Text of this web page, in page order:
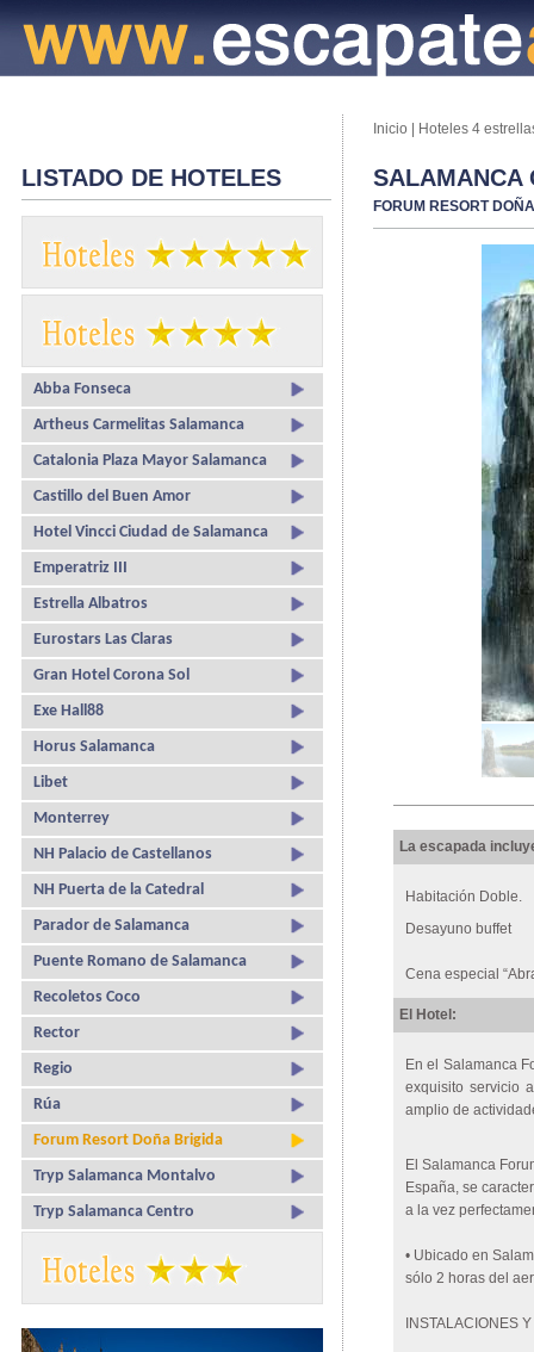
LISTADO DE HOTELES
Abba Fonseca
Artheus Carmelitas Salamanca
Catalonia Plaza Mayor Salamanca
Castillo del Buen Amor
Hotel Vincci Ciudad de Salamanca
Emperatriz III
Estrella Albatros
Eurostars Las Claras
Gran Hotel Corona Sol
Exe Hall88
Horus Salamanca
Libet
Monterrey
NH Palacio de Castellanos
NH Puerta de la Catedral
Parador de Salamanca
Puente Romano de Salamanca
Recoletos Coco
Rector
Regio
Rúa
Forum Resort Doña Brigida
Tryp Salamanca Montalvo
Tryp Salamanca Centro
Inicio Hoteles 4
SALAMANCA
FORUM RESORT
La escapada
Habitación Doble.
Desayuno buffet
Cena especial
El Hotel:
En el Salamanca
exquisito servicio
amplio de
El Salamanca
España, se
a la vez
• Ubicado en
sólo 2 horas del
INSTALACIONES